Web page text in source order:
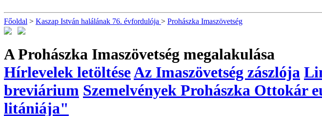
Főoldal > Kaszap István halálának 76. évfordulója > Prohászka Imaszövetség
A Prohászka Imaszövetség megalakulása
Hírlevelek letöltéseAz Imaszövetség zászlója
breviárium Szemelvények Prohászka Ottokár
litániája"